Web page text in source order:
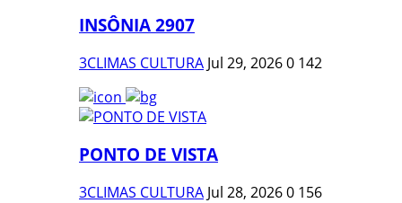
INSÔNIA 2907
3CLIMAS CULTURA Jul 29, 20260 142
PONTO DE VISTA
3CLIMAS CULTURA Jul 28, 20260 156